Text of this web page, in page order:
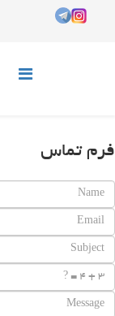
فرم تماس